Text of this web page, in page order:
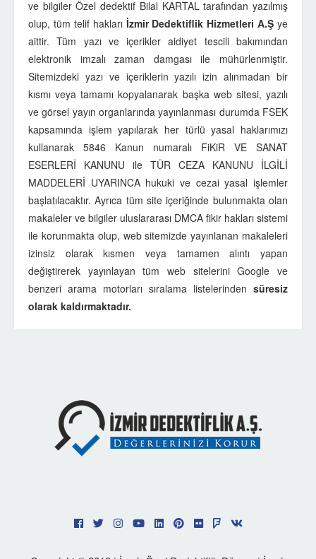
ve bilgiler Özel dedektif Bilal KARTAL tarafından yazılmış
olup, tüm telif hakları İzmir Dedektiflik Hizmetleri A.Ş ye
aittir. Tüm yazı ve içerikler aidiyet tescili bakımından
elektronik imzalı zaman damgası ile mühürlenmiştir.
Sitemizdeki yazı ve içeriklerin yazılı izin alınmadan bir
kısmı veya tamamı kopyalanarak başka web sitesi, yazılı
ve görsel yayın organlarında yayınlanması durumda FSEK
kapsamında işlem yapılarak her türlü yasal haklarımızı
kullanarak 5846 Kanun numaralı FiKiR VE SANAT
ESERLERİ KANUNU ile TÜR CEZA KANUNU İLGİLİ
MADDELERİ UYARINCA hukuki ve cezai yasal işlemler
başlatılacaktır. Ayrıca tüm site içeriğinde bulunmakta olan
makaleler ve bilgiler uluslararası DMCA fikir hakları sistemi
ile korunmakta olup, web sitemizde yayınlanan makaleleri
izinsiz olarak kısmen veya tamamen alıntı yapan
değiştirerek yayınlayan tüm web sitelerini Google ve
benzeri arama motorları sıralama listelerinden süresiz
olarak kaldırmaktadır.